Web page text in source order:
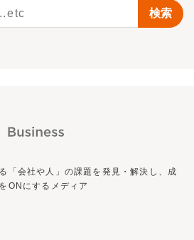
「会社や人」の課題を発見・解決し、 成
ON にするメディア